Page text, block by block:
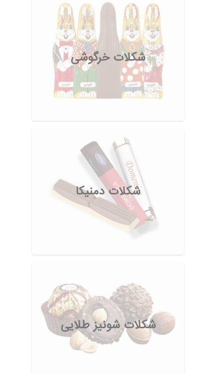
شکلات خرگوشی
شکلات دمنیکا
شکلات شونیز طلایی